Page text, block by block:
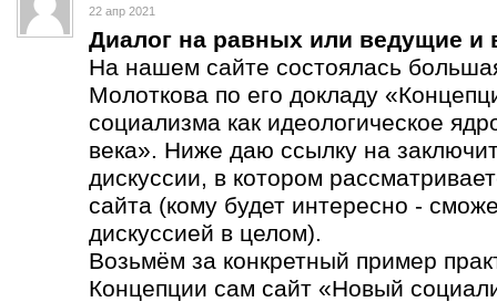
22 апр 2021
Диалог на равных или ведущие и
На нашем сайте состоялась
Молоткова по его докладу
социализма как идеологическое
века». Ниже даю ссылку на
дискуссии, в котором
сайта (кому будет интересно -
дискуссией в целом).
Возьмём за конкретный пример
Концепции сам сайт «Новый